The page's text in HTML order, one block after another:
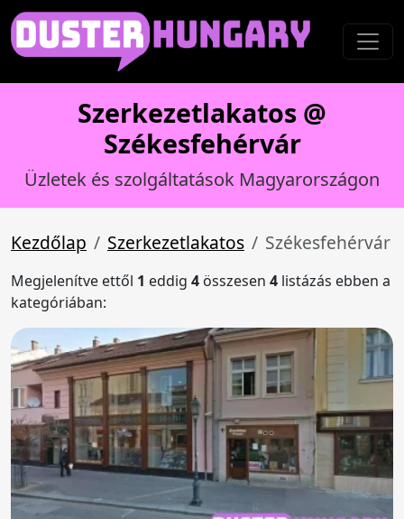
Szerkezetlakatos @
Székesfehérvár
Üzletek és szolgáltatások Magyarországon
Kezdőlap Szerkezetlakatos Székesfehérvár
Megjelenítve ettől 1 eddig 4 összesen 4 listázás ebben a
kategóriában: